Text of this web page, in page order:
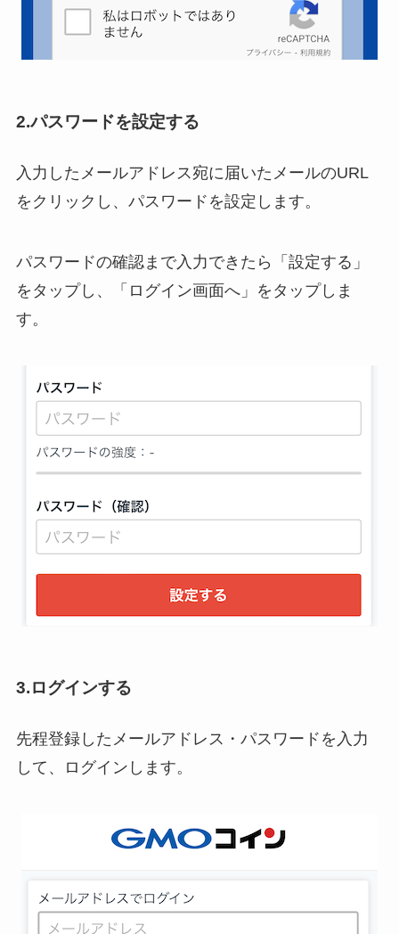
2.パスワードを設定する
入力したメールアドレス宛に届いたメールのURL
をクリックし、パスワードを設定します。
パスワードの確認まで入力できたら「設定する」
をタップし、「ログイン画面へ」をタップしま
す。
3.ログインする
先程登録したメールアドレス・パスワードを入力
して、ログインします。